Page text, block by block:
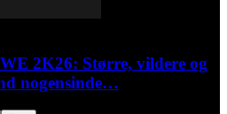
2K26: Større, vildere og
nogensinde…